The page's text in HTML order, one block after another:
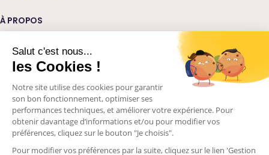
Salut c'est nous...
les Cookies !
Notre site utilise des cookies pour garantir
son bon fonctionnement, optimiser ses
performances techniques, et améliorer votre expérience. Pour
obtenir davantage d’informations et/ou pour modifier vos
préférences, cliquez sur le bouton "Je choisis".
Pour modifier vos préférences par la suite, cliquez sur le lien 'Gestion
À PROPOS
Nos agences
Blog
Podcast Ressources
Nos engagements
Visions d'avenir
Contactez-nous